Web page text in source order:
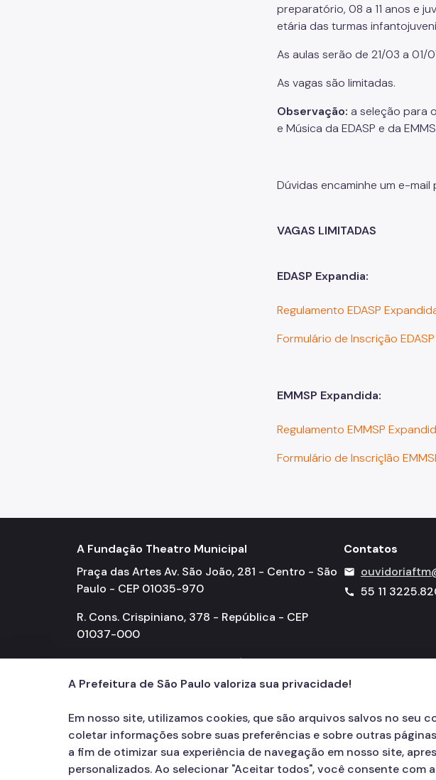
preparatório, 08 a 11 anos e
etária das turmas
As aulas serão de 21/03 a 01/
As vagas são limitadas.
Observação: a seleção para
e Música da EDASP e da
Dúvidas encaminhe um e-mail
VAGAS LIMITADAS
EDASP Expandia:
Regulamento EDASP
Formulário de Inscrição
EMMSP Expandida:
Regulamento EMMSP
Formulário de Inscriçlão
A Fundação Theatro Municipal
Praça das Artes Av. São João, 281 - Centro - São
Paulo - CEP 01035-970
R. Cons. Crispiniano, 378 - República - CEP
01037-000
R. Formosa, 467 - Anhangabaú - CEP 01049-000
Contatos
mail
call 55 11
A Prefeitura de São Paulo valoriza sua privacidade!
Em nosso site, utilizamos cookies, que são arquivos salvos no seu
coletar informações sobre suas preferências e sobre outras
a fim de otimizar sua experiência de navegação em nosso site,
personalizados. Ao selecionar "Aceitar todos", você consente com